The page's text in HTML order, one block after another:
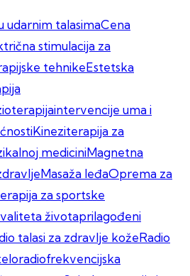
udarnim talasimaCena
stimulacija za
tehnikeEstetska
intervencije uma i
Kineziterapija za
mediciniMagnetna
Masaža leđaOprema za
za sportske
životaprilagođeni
talasi za zdravlje kožeRadio
radiofrekvencijska